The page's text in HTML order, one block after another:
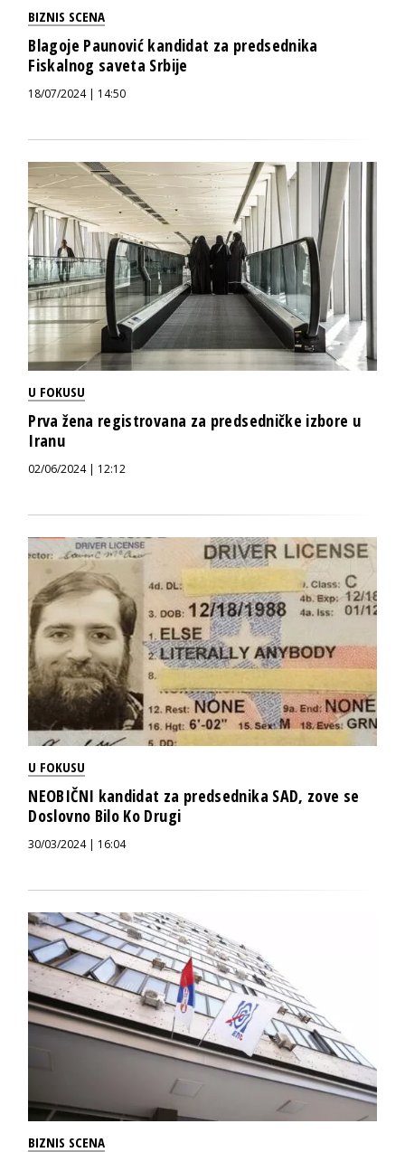
BIZNIS SCENA
Blagoje Paunović kandidat za predsednika
Fiskalnog saveta Srbije
18/07/2024 | 14:50
U FOKUSU
Prva žena registrovana za predsedničke izbore u
Iranu
02/06/2024 | 12:12
U FOKUSU
NEOBIČNI kandidat za predsednika SAD, zove se
Doslovno Bilo Ko Drugi
30/03/2024 | 16:04
BIZNIS SCENA